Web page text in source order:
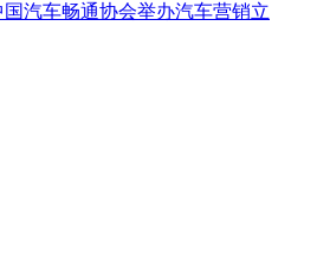
汽车畅通协会举办汽车营销立